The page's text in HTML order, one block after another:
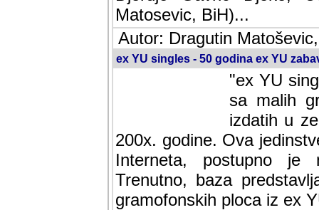
Matosevic, BiH)...
Autor: Dragutin
ex YU singles - 50 godina ex YU
"ex YU
sa malih
izdatih u
200x. godine. Ova
Interneta, postupno je
baza predstavlja
ploca iz ex YU.